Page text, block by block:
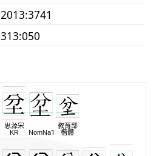
2013:3741
313:050
思源宋
KR
NomNaTong
教育部
楷體